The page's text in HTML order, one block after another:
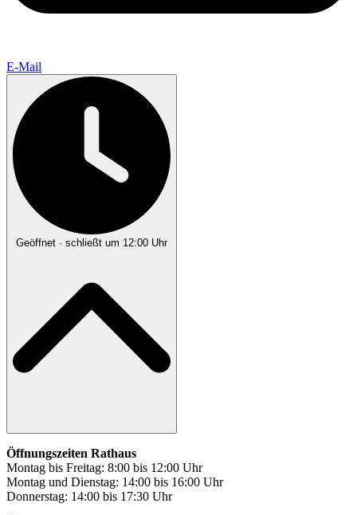
E-Mail
Geöffnet · schließt um 12:00 Uhr
Öffnungszeiten Rathaus
Montag bis Freitag: 8:00 bis 12:00 Uhr
Montag und Dienstag: 14:00 bis 16:00 Uhr
Donnerstag: 14:00 bis 17:30 Uhr